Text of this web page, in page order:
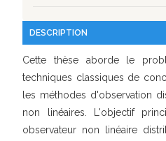
DESCRIPTION
Cette thèse aborde le
techniques classiques de
les méthodes d'observation
non linéaires. L'objectif
observateur non linéaire